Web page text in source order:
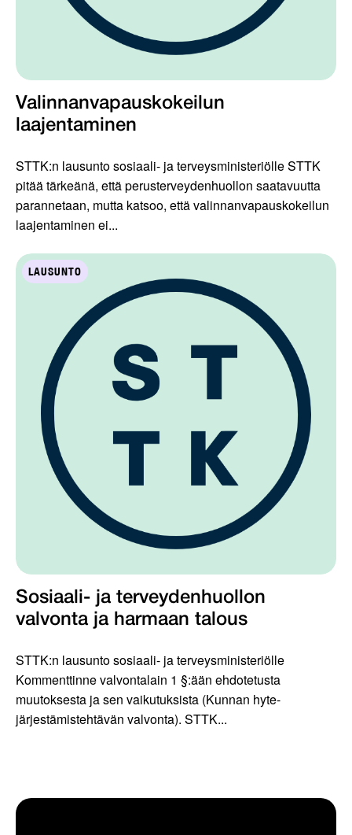
Valinnanvapauskokeilun
laajentaminen
STTK:n lausunto sosiaali- ja terveysministeriölle STTK
pitää tärkeänä, että perusterveydenhuollon saatavuutta
parannetaan, mutta katsoo, että valinnanvapauskokeilun
laajentaminen ei...
LAUSUNTO
Sosiaali- ja terveydenhuollon
valvonta ja harmaan talous
STTK:n lausunto sosiaali- ja terveysministeriölle
Kommenttinne valvontalain 1 §:ään ehdotetusta
muutoksesta ja sen vaikutuksista (Kunnan hyte-
järjestämistehtävän valvonta). STTK...